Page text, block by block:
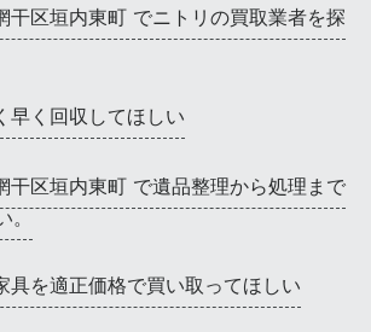
干区垣内東町 でニトリの買取業者を探
早く回収してほしい
干区垣内東町 で遺品整理から処理まで
具を適正価格で買い取ってほしい